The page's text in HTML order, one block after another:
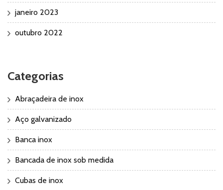
janeiro 2023
outubro 2022
Categorias
Abraçadeira de inox
Aço galvanizado
Banca inox
Bancada de inox sob medida
Cubas de inox